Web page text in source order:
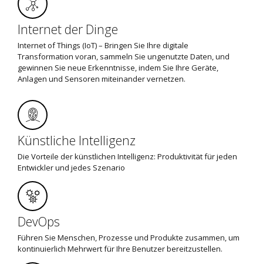
Internet der Dinge
Internet of Things (IoT) – Bringen Sie Ihre digitale
Transformation voran, sammeln Sie ungenutzte Daten, und
gewinnen Sie neue Erkenntnisse, indem Sie Ihre Geräte,
Anlagen und Sensoren miteinander vernetzen.
Künstliche Intelligenz
Die Vorteile der künstlichen Intelligenz: Produktivität für jeden
Entwickler und jedes Szenario
DevOps
Führen Sie Menschen, Prozesse und Produkte zusammen, um
kontinuierlich Mehrwert für Ihre Benutzer bereitzustellen.